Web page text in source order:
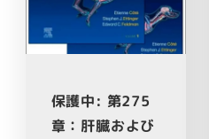
保護中: 第275
章：肝臓および